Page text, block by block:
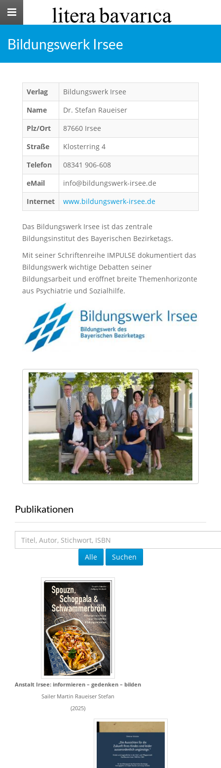
Toggle
Bildungswerk Irsee
Verlag
Bildungswerk Irsee
Name
Dr. Stefan Raueiser
Plz/Ort
87660 Irsee
Straße
Klosterring 4
Telefon
08341 906-608
eMail
info@bildungswerk-irsee.de
Internet
www.bildungswerk-irsee.de
Das Bildungswerk Irsee ist das zentrale
Bildungsinstitut des Bayerischen Bezirketags.
Mit seiner Schriftenreihe IMPULSE dokumentiert das
Bildungswerk wichtige Debatten seiner
Bildungsarbeit und eröffnet breite Themenhorizonte
aus Psychiatrie und Sozialhilfe.
Publikationen
Alle Suchen
Anstalt Irsee: informieren – gedenken – bilden
Sailer Martin Raueiser Stefan
(2025)